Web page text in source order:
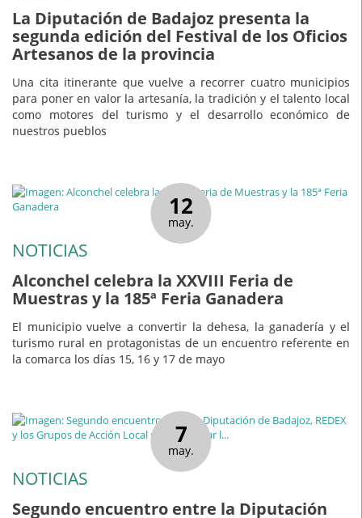
La Diputación de Badajoz presenta la
segunda edición del Festival de los Oficios
Artesanos de la provincia
Una cita itinerante que vuelve a recorrer cuatro municipios
para poner en valor la artesanía, la tradición y el talento local
como motores del turismo y el desarrollo económico de
nuestros pueblos
12
may.
NOTICIAS
Alconchel celebra la XXVIII Feria de
Muestras y la 185ª Feria Ganadera
El municipio vuelve a convertir la dehesa, la ganadería y el
turismo rural en protagonistas de un encuentro referente en
la comarca los días 15, 16 y 17 de mayo
7
may.
NOTICIAS
Segundo encuentro entre la Diputación